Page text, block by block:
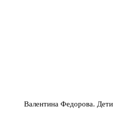
Валентина Федорова. Дети